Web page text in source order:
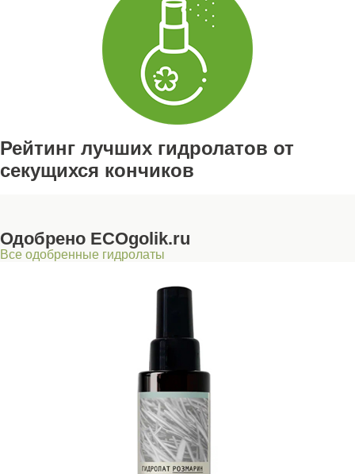
Рейтинг лучших гидролатов от
секущихся кончиков
Одобрено ECOgolik.ru
Все одобренные гидролаты